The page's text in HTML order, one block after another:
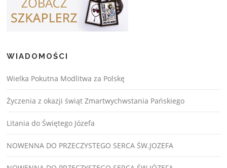
WIADOMOŚCI
Wielka Pokutna Modlitwa za Polskę
Życzenia z okazji świąt Zmartwychwstania Pańskiego
Litania do Świętego Józefa
NOWENNA DO PRZECZYSTEGO SERCA ŚW.JOZEFA